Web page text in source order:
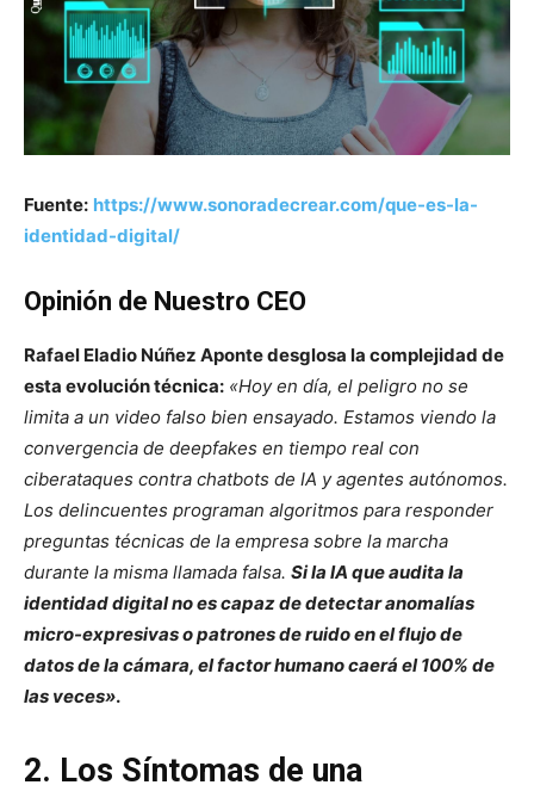
Fuente: https://www.sonoradecrear.com/que-es-la-
identidad-digital/
Opinión de Nuestro CEO
Rafael Eladio Núñez Aponte desglosa la complejidad de
esta evolución técnica: «Hoy en día, el peligro no se
limita a un video falso bien ensayado. Estamos viendo la
convergencia de deepfakes en tiempo real con
ciberataques contra chatbots de IA y agentes autónomos.
Los delincuentes programan algoritmos para responder
preguntas técnicas de la empresa sobre la marcha
durante la misma llamada falsa. Si la IA que audita la
identidad digital no es capaz de detectar anomalías
micro-expresivas o patrones de ruido en el flujo de
datos de la cámara, el factor humano caerá el 100% de
las veces».
2. Los Síntomas de una